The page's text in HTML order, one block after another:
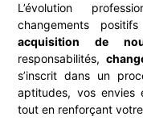
L’évolution
changements
acquisition de
responsabilités,
s’inscrit dans un
aptitudes, vos envies
tout en renforçant